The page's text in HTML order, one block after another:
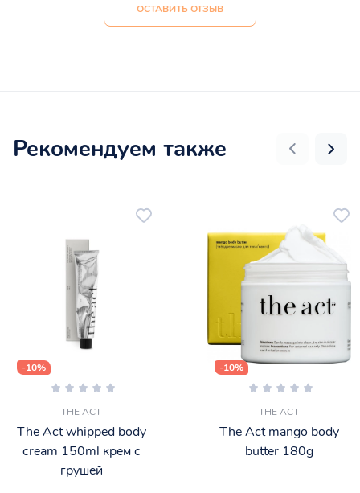
ОСТАВИТЬ ОТЗЫВ
Рекомендуем также
-10%
THE ACT
The Act whipped body
cream 150ml крем с
грушей
-10%
THE ACT
The Act mango body
butter 180g